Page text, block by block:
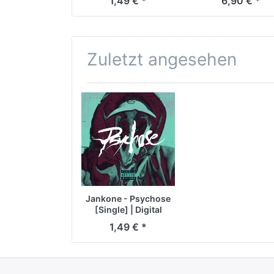
Zuletzt angesehen
Jankone - Psychose
[Single] | Digital
1,49 € *